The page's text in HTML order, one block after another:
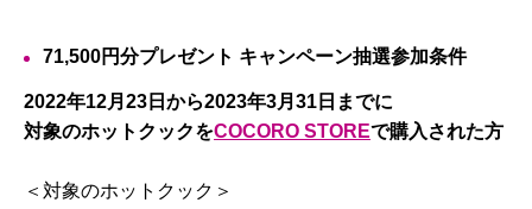
71,500円分プレゼント キャンペーン抽選参加条件
2022年12月23日から2023年3月31 日までに
対象のホットクックをCOCORO STOREで購入された方
＜対象のホットクック＞